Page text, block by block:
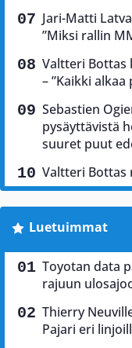
Jari-Matti
”Miksi rallin
Valtteri Bottas
– ”Kaikki alkaa
Sebastien
pysäyttävistä
suuret puut
Valtteri Bottas
Luetuimmat
Toyotan data
rajuun
Thierry
Pajari eri